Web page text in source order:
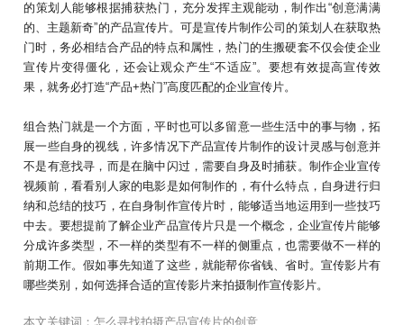
的策划人能够根据捕获热门，充分发挥主观能动，制作出“创意满满
的、主题新奇”的产品宣传片。可是宣传片制作公司的策划人在获取热
门时，务必相结合产品的特点和属性，热门的生搬硬套不仅会使企业
宣传片变得僵化，还会让观众产生“不适应”。要想有效提高宣传效
果，就务必打造“产品+热门”高度匹配的企业宣传片。
组合热门就是一个方面，平时也可以多留意一些生活中的事与物，拓
展一些自身的视线，许多情况下产品宣传片制作的设计灵感与创意并
不是有意找寻，而是在脑中闪过，需要自身及时捕获。制作企业宣传
视频前，看看别人家的电影是如何制作的，有什么特点，自身进行归
纳和总结的技巧，在自身制作宣传片时，能够适当地运用到一些技巧
中去。要想提前了解企业产品宣传片只是一个概念，企业宣传片能够
分成许多类型，不一样的类型有不一样的侧重点，也需要做不一样的
前期工作。假如事先知道了这些，就能帮你省钱、省时。宣传影片有
哪些类别，如何选择合适的宣传影片来拍摄制作宣传影片。
本文关键词：怎么寻找拍摄产品宣传片的创意